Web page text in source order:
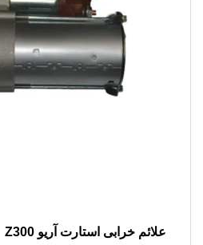
علائم خرابی استارت آریو Z300